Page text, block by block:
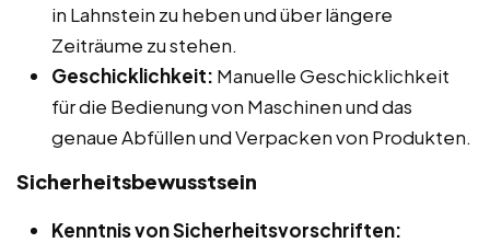
in Lahnstein zu heben und über längere
Zeiträume zu stehen.
Geschicklichkeit: Manuelle Geschicklichkeit
für die Bedienung von Maschinen und das
genaue Abfüllen und Verpacken von Produkten.
Sicherheitsbewusstsein
Kenntnis von Sicherheitsvorschriften: